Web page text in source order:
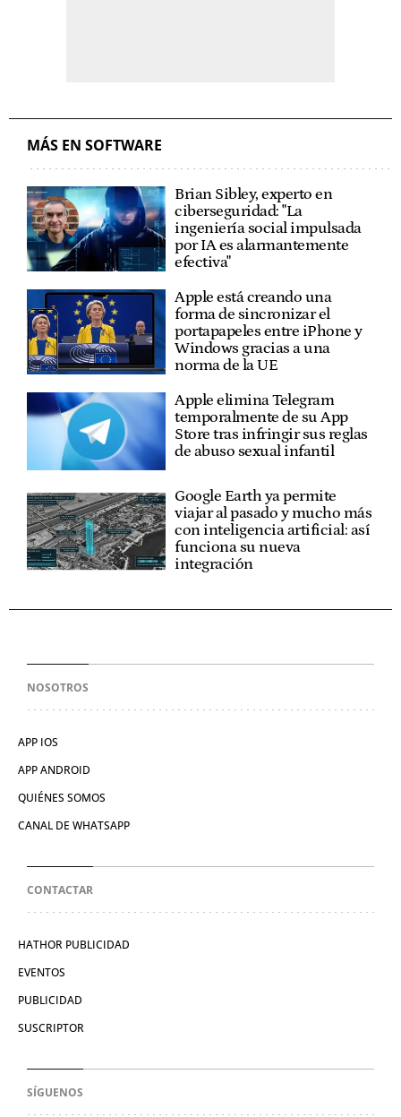
MÁS EN SOFTWARE
Brian Sibley, experto en
ciberseguridad: "La
ingeniería social impulsada
por IA es alarmantemente
efectiva"
Apple está creando una
forma de sincronizar el
portapapeles entre iPhone y
Windows gracias a una
norma de la UE
Apple elimina Telegram
temporalmente de su App
Store tras infringir sus reglas
de abuso sexual infantil
Google Earth ya permite
viajar al pasado y mucho más
con inteligencia artificial: así
funciona su nueva
integración
NOSOTROS
APP IOS
APP ANDROID
QUIÉNES SOMOS
CANAL DE WHATSAPP
CONTACTAR
HATHOR PUBLICIDAD
EVENTOS
PUBLICIDAD
SUSCRIPTOR
SÍGUENOS